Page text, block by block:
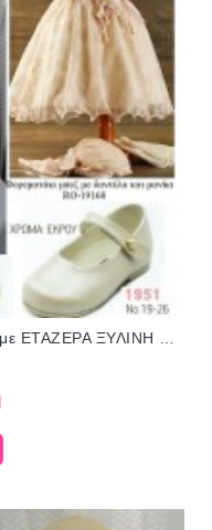
ΑΣΤΕΡΙΑ πλήρες βαπτιστικό σετ με ΕΤΑΖΕΡΑ ΞΥΛΙΝΗ Νο 56788 310€!!!